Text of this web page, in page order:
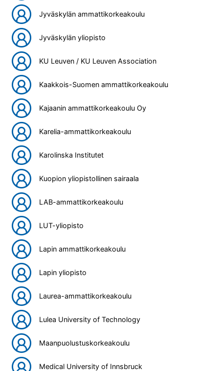
Jyväskylän ammattikorkeakoulu
Jyväskylän yliopisto
KU Leuven / KU Leuven Association
Kaakkois-Suomen ammattikorkeakoulu
Kajaanin ammattikorkeakoulu Oy
Karelia-ammattikorkeakoulu
Karolinska Institutet
Kuopion yliopistollinen sairaala
LAB-ammattikorkeakoulu
LUT-yliopisto
Lapin ammattikorkeakoulu
Lapin yliopisto
Laurea-ammattikorkeakoulu
Lulea University of Technology
Maanpuolustuskorkeakoulu
Medical University of Innsbruck